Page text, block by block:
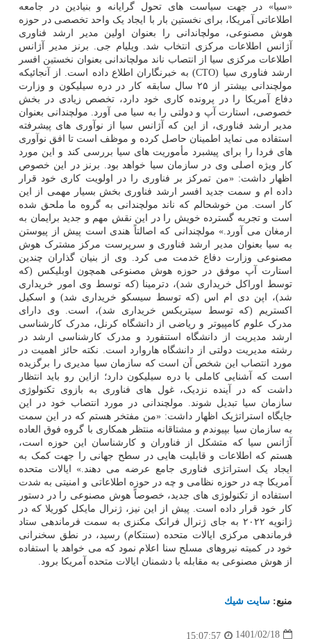
«سیا» در جهت سیاست های تحول گرایانه و بنیادین در جامعه
اطلاعاتی آمریکا، برای نخستین بار با ایجاد یک واحد تخصصی در حوزه
هوش مصنوعی، مولچاندانی را بعنوان اولین مدیر ارشد فناوری
آژانس اطلاعات مرکزی انتخاب شد. ویلیام جی. برنز مدیر آژانس
اطلاعات مرکزی سیا از انتصاب ناند مولچاندانی بعنوان نخستین افسر
ارشد فناوری سیا (CTO) به خبرنگاران اطلاع داده است. از آنجائیکه
مولچندانی بیشتر از ۲۵ سال سابقه کار در دره سیلیکون و وزارت
دفاع آمریکا را در پرونده کاری خود دارد، تخصص زیادی در بخش
خصوصی، استارت آپ و دولتی را به سیا می آورد. مولچندانی بعنوان
مدیر ارشد فناوری، از این که آژانس سیا از نوآوری های پیشرفته
استفاده می نماید اطمینان حاصل کرده و موظف است تا افق نوآوری
های فردا را برای پیشبرد مأموریت های سیا بررسی کند و این مورد
کار ویژه اصلی وی در سازمان سیا خواهد بود. برنز در این خصوص
اظهار داشت: «من تمرکز بر فناوری را در اولویت کاری خود قرار
داده ام و سمت جدید افسر ارشد فناوری بخش بسیار مهمی از این
کار است. من خوشحالم که ناند مولچندانی به گروه ما ملحق شده
است و تجربه گسترده خویش را در این نقش مهم و جدید برایمان به
ارمغان می آورد.» مولچندانی که اصالتاً هندی است پیش از پیوستن
به سیا بعنوان مدیر ارشد فناوری و سرپرست مرکز مشترک هوش
مصنوعی وزارت دفاع خدمت می کرد. وی از بنیان گذاران چندین
استارت آپ موفق در حوزه هوش مصنوعی همچون اوبلیکس (که
توسط اوراکل خریداری شد)، دترمینا (که توسط وی امور خریداری
شد)، اپن دی ام اس (که توسط سیسکو خریداری شد) و اسکیل
اکستریم (که توسط سیتریکس خریداری شد)، است. وی دارای
مدرک علوم کامپیوتر و ریاضی از دانشگاه کرنل، مدرک کارشناسی
ارشد مدیریت از دانشگاه استنفورد و مدرک کارشناسی ارشد در
رشته مدیریت دولتی از دانشگاه هاروارد است. نکته حائز اهمیت در
مورد انتصاب این شخص آن است که سازمان سیا مدیری را برگزیده
است که آشنایی کاملی با دره سیلیکون دارد؛ ازاین رو باید انتظار
داشت که در آینده نزدیک، غول های فناوری به بازوی تکنولوژی
سازمان سیا تبدیل شوند. مولچندانی در مورد انتصاب خود در این
جایگاه استراتژیک اظهار داشت: «من مفتخر هستم که در این سمت
به سازمان سیا بپیوندم و مشتاقانه منتظر همکاری با گروه فوق العاده
آژانس سیا که متشکل از فناوران و کارشناسان این حوزه است،
هستم که اطلاعات و قابلیت هایی در سطح جهانی را جهت کمک به
ایجاد یک استراتژی فناوری جامع عرضه می دهند.» ایالات متحده
آمریکا چه در حوزه نظامی و چه در حوزه اطلاعاتی و امنیتی به شدت
استفاده از تکنولوژی های جدید، خصوصاً هوش مصنوعی را در دستور
کار خود قرار داده است. پیش از این نیز، ژنرال مایکل کوریلا که در
ژانویه ۲۰۲۲ به جای ژنرال فرانک مکنزی به سمت فرماندهی ستاد
فرماندهی مرکزی ایالات متحده (سنتکام) رسید، در نطق سخنرانی
خود در کمیته نیروهای مسلح سنا اعلام نمود که می خواهد با استفاده
از هوش مصنوعی به مقابله با دشمنان ایالات متحده آمریکا برود.
منبع: سایت شیك
1401/02/18
15:07:57